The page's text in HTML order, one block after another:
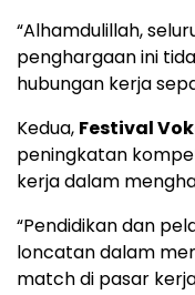
“Alhamdulillah,
penghargaan ini
hubungan kerja
Kedua, Festival
peningkatan
kerja dalam
“Pendidikan dan
loncatan dalam
match di pasar